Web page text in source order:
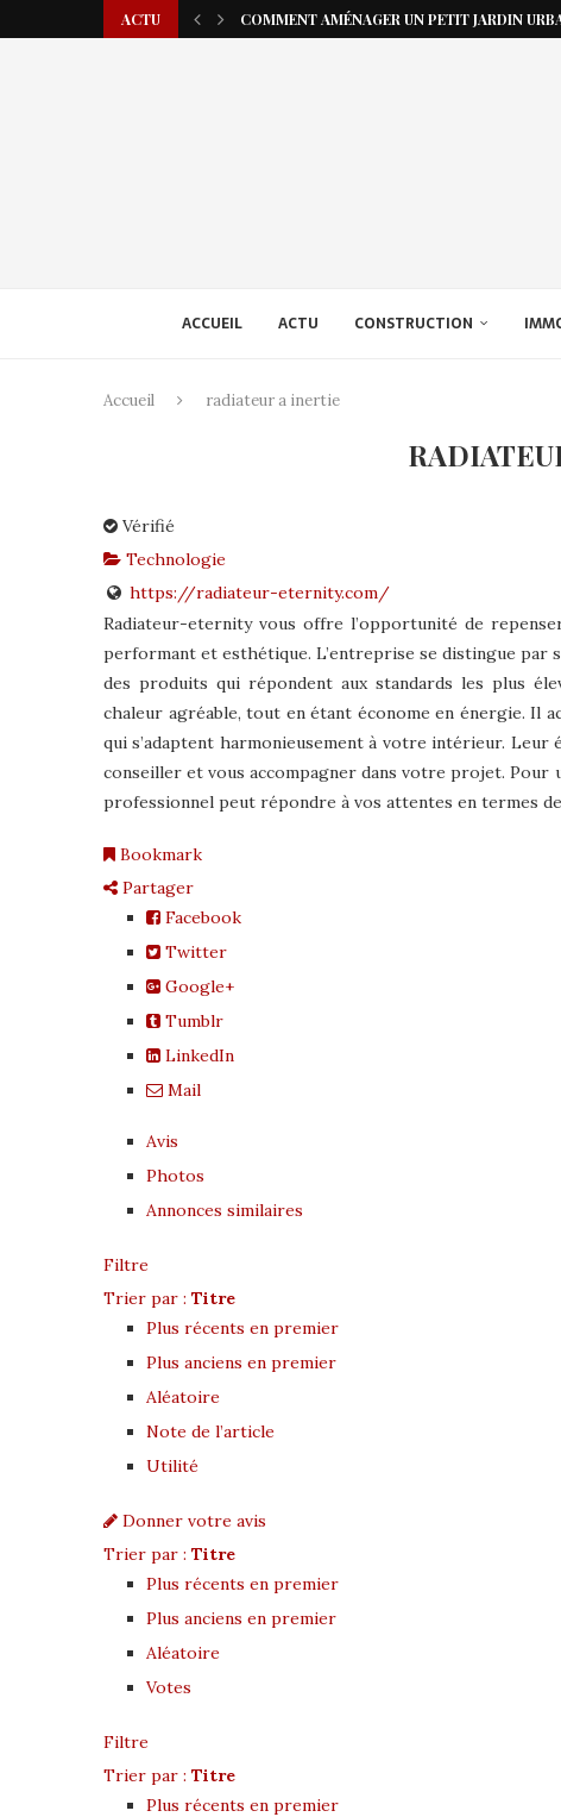
ACTU COMMENT AMÉNAGER UN PETIT JARDIN
ACCUEIL ACTU CONSTRUCTION
Accueil radiateur a inertie
Vérifié
Technologie
https://radiateur-eternity.com/
Radiateur-eternity vous offre l’opportunité de
performant et esthétique. L’entreprise se distingue par
des produits qui répondent aux standards les plus
chaleur agréable, tout en étant économe en énergie. Il
qui s’adaptent harmonieusement à votre intérieur.
conseiller et vous accompagner dans votre projet. Pour
professionnel peut répondre à vos attentes en termes de
Bookmark
Partager
Facebook
Twitter
Google+
Tumblr
LinkedIn
Mail
Avis
Photos
Annonces similaires
Filtre
Trier par : Titre
Plus récents en premier
Plus anciens en premier
Aléatoire
Note de l’article
Utilité
Donner votre avis
Trier par : Titre
Plus récents en premier
Plus anciens en premier
Aléatoire
Votes
Filtre
Trier par : Titre
Plus récents en premier